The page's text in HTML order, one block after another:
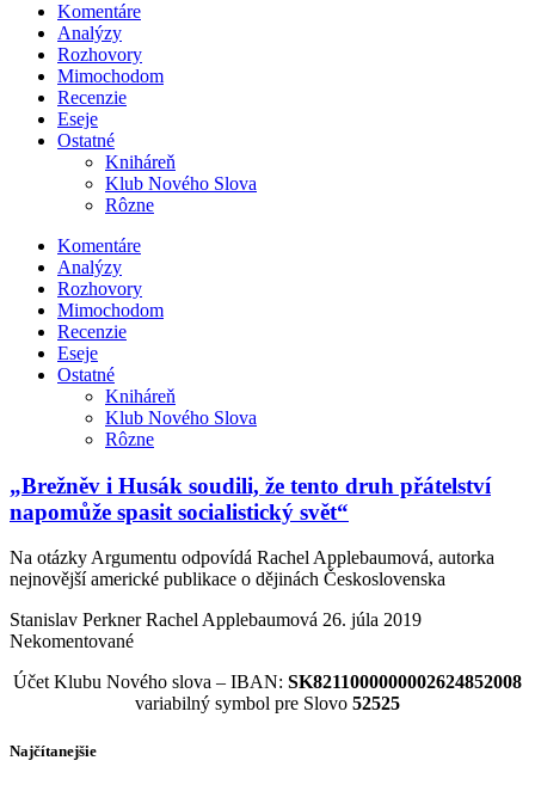
Komentáre
Analýzy
Rozhovory
Mimochodom
Recenzie
Eseje
Ostatné
Kniháreň
Klub Nového Slova
Rôzne
Komentáre
Analýzy
Rozhovory
Mimochodom
Recenzie
Eseje
Ostatné
Kniháreň
Klub Nového Slova
Rôzne
„Brežněv i Husák soudili, že tento druh přátelství
napomůže spasit socialistický svět“
Na otázky Argumentu odpovídá Rachel Applebaumová, autorka
nejnovější americké publikace o dějinách Československa
Stanislav Perkner Rachel Applebaumová 26. júla 2019
Nekomentované
Účet Klubu Nového slova – IBAN: SK8211000000002624852008
variabilný symbol pre Slovo 52525
Najčítanejšie